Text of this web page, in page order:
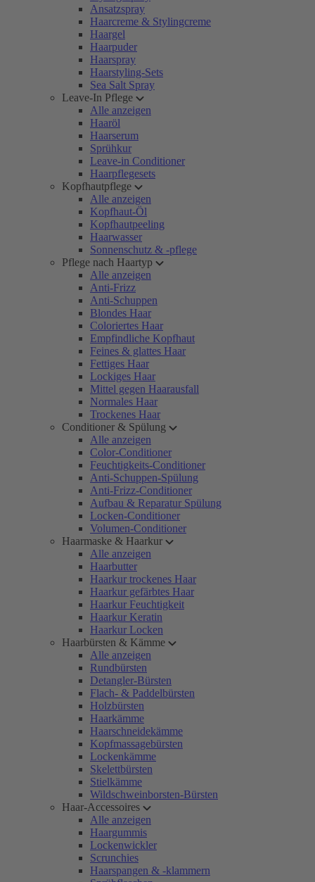
Ansatzspray
Haarcreme & Stylingcreme
Haargel
Haarpuder
Haarspray
Haarstyling-Sets
Sea Salt Spray
Leave-In Pflege
Alle anzeigen
Haaröl
Haarserum
Sprühkur
Leave-in Conditioner
Haarpflegesets
Kopfhautpflege
Alle anzeigen
Kopfhaut-Öl
Kopfhautpeeling
Haarwasser
Sonnenschutz & -pflege
Pflege nach Haartyp
Alle anzeigen
Anti-Frizz
Anti-Schuppen
Blondes Haar
Coloriertes Haar
Empfindliche Kopfhaut
Feines & glattes Haar
Fettiges Haar
Lockiges Haar
Mittel gegen Haarausfall
Normales Haar
Trockenes Haar
Conditioner & Spülung
Alle anzeigen
Color-Conditioner
Feuchtigkeits-Conditioner
Anti-Schuppen-Spülung
Anti-Frizz-Conditioner
Aufbau & Reparatur Spülung
Locken-Conditioner
Volumen-Conditioner
Haarmaske & Haarkur
Alle anzeigen
Haarbutter
Haarkur trockenes Haar
Haarkur gefärbtes Haar
Haarkur Feuchtigkeit
Haarkur Keratin
Haarkur Locken
Haarbürsten & Kämme
Alle anzeigen
Rundbürsten
Detangler-Bürsten
Flach- & Paddelbürsten
Holzbürsten
Haarkämme
Haarschneidekämme
Kopfmassagebürsten
Lockenkämme
Skelettbürsten
Stielkämme
Wildschweinborsten-Bürsten
Haar-Accessoires
Alle anzeigen
Haargummis
Lockenwickler
Scrunchies
Haarspangen & -klammern